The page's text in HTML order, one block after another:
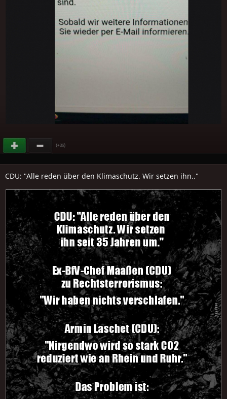
(+36)
CDU: "Alle reden über den Klimaschutz. Wir setzen ihn.."